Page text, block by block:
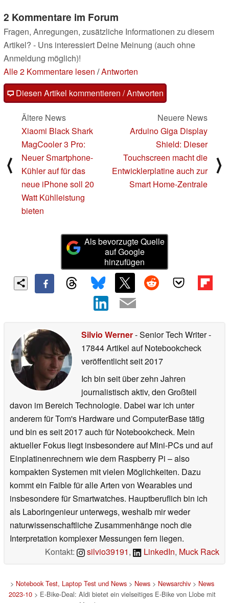
2 Kommentare im Forum
Fragen, Anregungen, zusätzliche Informationen zu diesem
Artikel? - Uns interessiert Deine Meinung (auch ohne
Anmeldung möglich)!
Alle 2 Kommentare lesen /Antworten
Diesen Artikel kommentieren / Antworten
⟨
Ältere News
Xiaomi Black Shark
MagCooler 3 Pro:
Neuer Smartphone-
Kühler auf für das
neue iPhone soll 20
Watt Kühlleistung
bieten
Neuere News
Arduino Giga Display
Shield: Dieser
Touchscreen macht die
Entwicklerplatine auch zur
Smart Home-Zentrale
⟩
Als bevorzugte Quelle
auf Google
hinzufügen
Silvio Werner- Senior Tech Writer-
17844 Artikel auf Notebookcheck
veröffentlichtseit 2017
Ich bin seit über zehn Jahren
journalistisch aktiv, den Großteil
davon im Bereich Technologie. Dabei war ich unter
anderem für Tom's Hardware und ComputerBase tätig
und bin es seit 2017 auch für Notebookcheck. Mein
aktueller Fokus liegt insbesondere auf Mini-PCs und auf
Einplatinenrechnern wie dem Raspberry Pi – also
kompakten Systemen mit vielen Möglichkeiten. Dazu
kommt ein Faible für alle Arten von Wearables und
insbesondere für Smartwatches. Hauptberuflich bin ich
als Laboringenieur unterwegs, weshalb mir weder
naturwissenschaftliche Zusammenhänge noch die
Interpretation komplexer Messungen fern liegen.
Kontakt:
silvio39191, LinkedIn, Muck Rack
> Notebook Test, Laptop Test und News> News> Newsarchiv> News
2023-10> E-Bike-Deal: Aldi bietet ein vielseitiges E-Bike von Llobe mit